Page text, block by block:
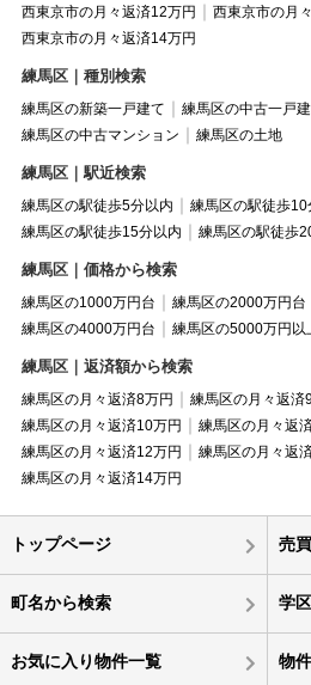
西東京市の月々返済12万円
西東京市の月
西東京市の月々返済14万円
練馬区｜種別検索
練馬区の新築一戸建て
練馬区の中古一戸
練馬区の中古マンション
練馬区の土地
練馬区｜駅近検索
練馬区の駅徒歩5分以内
練馬区の駅徒歩10
練馬区の駅徒歩15分以内
練馬区の駅徒歩
練馬区｜価格から検索
練馬区の1000万円台 練馬区の2000万円台
練馬区の4000万円台
練馬区の5000万円以
練馬区｜返済額から検索
練馬区の月々返済8万円
練馬区の月々返済
練馬区の月々返済10万円
練馬区の月々返
練馬区の月々返済12万円
練馬区の月々返
練馬区の月々返済14万円
トップページ 売
町名から検索 学
お気に入り物件一覧 物